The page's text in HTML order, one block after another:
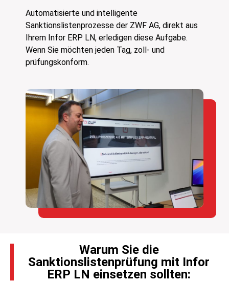
Automatisierte und intelligente
Sanktionslistenprozesse der ZWF AG, direkt aus
Ihrem Infor ERP LN, erledigen diese Aufgabe.
Wenn Sie möchten jeden Tag, zoll- und
prüfungskonform.
Warum Sie die
Sanktionslistenprüfung mit Infor
ERP LN einsetzen sollten: